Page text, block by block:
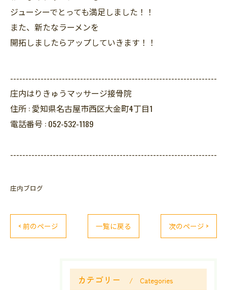
ジューシーでとっても満足しました！！
また、新たなラーメンを
開拓しましたらアップしていきます！！
--------------------------------------------------------------------
庄内はりきゅうマッサージ接骨院
住所 : 愛知県名古屋市西区大金町4丁目1
電話番号 : 052-532-1189
--------------------------------------------------------------------
庄内ブログ
< 前のページ 一覧に戻る 次のページ >
カテゴリー Categories